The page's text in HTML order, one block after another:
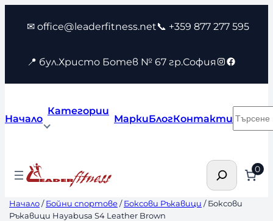
съдържанието
✉ office@leaderfitness.net📞 +359 877 277 595
📍 бул.Христо Ботев № 67 гр.София Instagram
Facebook
Начало
Категории
МаркиБлогКонтакти
Търсене 0
Начало/Бойни спортове/Боксови Ръкавици / Боксови
Ръкавици Hayabusa S4 Leather Brown